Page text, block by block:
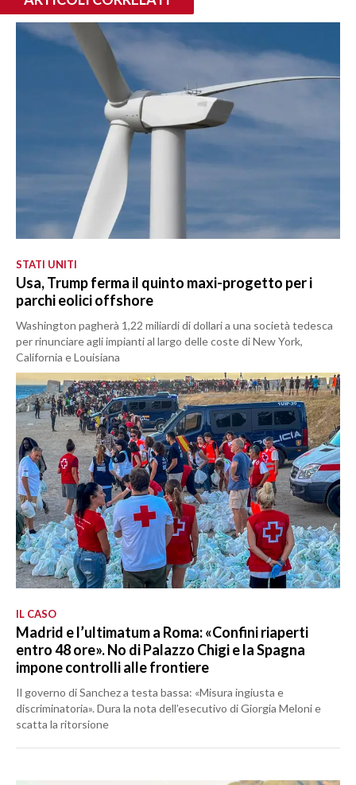
STATI UNITI
Usa, Trump ferma il quinto maxi-progetto per i
parchi eolici offshore
Washington pagherà 1,22 miliardi di dollari a una società tedesca
per rinunciare agli impianti al largo delle coste di New York,
California e Louisiana
IL CASO
Madrid e l’ultimatum a Roma: «Confini riaperti
entro 48 ore». No di Palazzo Chigi e la Spagna
impone controlli alle frontiere
Il governo di Sanchez a testa bassa: «Misura ingiusta e
discriminatoria». Dura la nota dell’esecutivo di Giorgia Meloni e
scatta la ritorsione